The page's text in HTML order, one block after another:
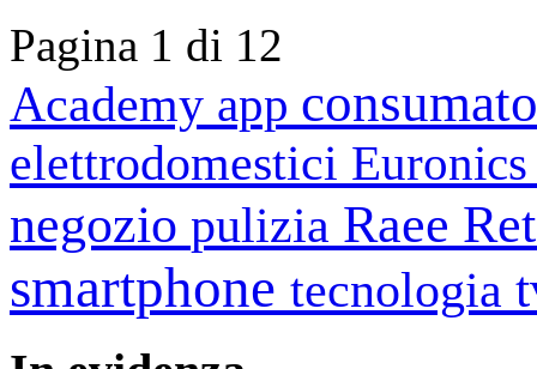
Pagina 1 di 12
Academy app
elettrodomestici
negozio pulizia Raee
smartphone tecnologia